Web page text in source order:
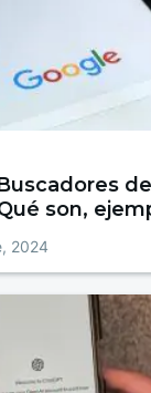
de
son,
2024